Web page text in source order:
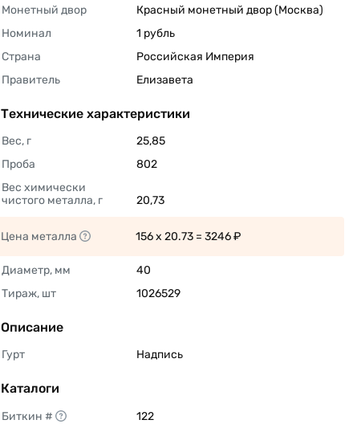
Монетный двор
Красный монетный двор (Москва)
Номинал
1 рубль
Страна
Российская Империя
Правитель
Елизавета
Технические характеристики
Вес, г
25,85
Проба
802
Вес химически
чистого металла, г
20,73
Цена металла 156 x 20.73 = 3246 ₽
Диаметр, мм
40
Тираж, шт
1026529
Описание
Гурт Надпись
Каталоги
Биткин #
122